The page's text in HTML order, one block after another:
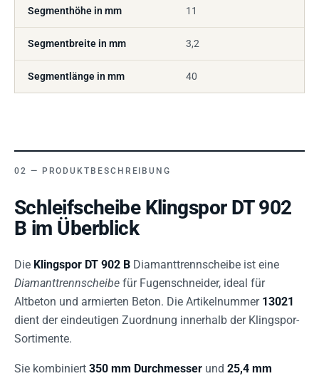
Segmenthöhe in mm 11
Segmentbreite in mm 3,2
Segmentlänge in mm 40
PRODUKTBESCHREIBUNG
Schleifscheibe Klingspor DT 902
B im Überblick
Die Klingspor DT 902 B Diamanttrennscheibe ist eine
Diamanttrennscheibe für Fugenschneider, ideal für
Altbeton und armierten Beton. Die Artikelnummer 13021
dient der eindeutigen Zuordnung innerhalb der Klingspor-
Sortimente.
Sie kombiniert 350 mm Durchmesser und 25,4 mm